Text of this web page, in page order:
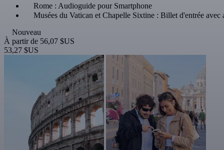
Rome : Audioguide pour Smartphone
Musées du Vatican et Chapelle Sixtine : Billet d'entrée avec
Nouveau
À partir de 56,07 $US
53,27 $US